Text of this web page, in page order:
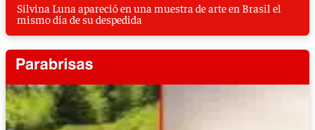
Silvina Luna apareció en una muestra de arte en Brasil el
mismo día de su despedida